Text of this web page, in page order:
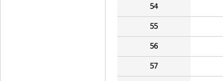
54
55
56
57